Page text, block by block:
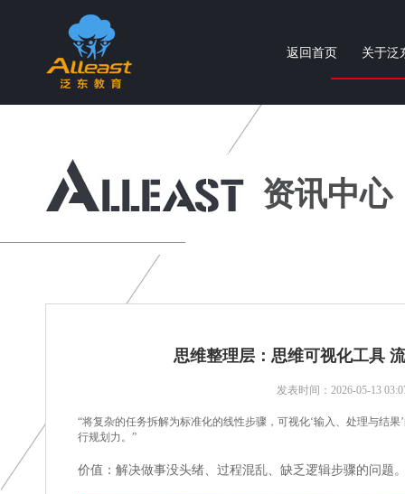
个性化智慧教育产品与服务提供商
返回首页 关于泛
资讯中心
思维整理层：思维可视化工具
发表时间：2026-05-13
“将复杂的任务拆解为标准化的线性步骤，可视化‘输入、处理与结
行规划力。”
价值：解决做事没头绪、过程混乱、缺乏逻辑步骤的问题